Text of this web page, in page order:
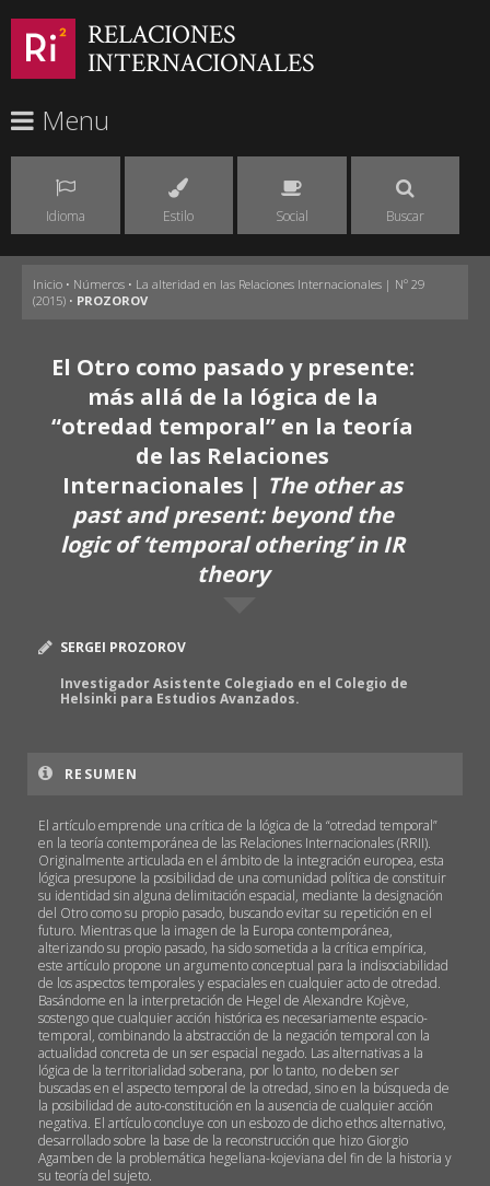
RELACIONES
INTERNACIONALES
Menu
Idioma Estilo Social Buscar
Inicio • Números • La alteridad en las Relaciones Internacionales | Nº 29
(2015) • PROZOROV
El Otro como pasado y presente:
más allá de la lógica de la
“otredad temporal” en la teoría
de las Relaciones
Internacionales | The other as
past and present: beyond the
logic of ‘temporal othering’ in IR
theory
SERGEI PROZOROV
Investigador Asistente Colegiado en el Colegio de
Helsinki para Estudios Avanzados.
RESUMEN
El artículo emprende una crítica de la lógica de la “otredad temporal”
en la teoría contemporánea de las Relaciones Internacionales (RRII).
Originalmente articulada en el ámbito de la integración europea, esta
lógica presupone la posibilidad de una comunidad política de constituir
su identidad sin alguna delimitación espacial, mediante la designación
del Otro como su propio pasado, buscando evitar su repetición en el
futuro. Mientras que la imagen de la Europa contemporánea,
alterizando su propio pasado, ha sido sometida a la crítica empírica,
este artículo propone un argumento conceptual para la indisociabilidad
de los aspectos temporales y espaciales en cualquier acto de otredad.
Basándome en la interpretación de Hegel de Alexandre Kojève,
sostengo que cualquier acción histórica es necesariamente espacio-
temporal, combinando la abstracción de la negación temporal con la
actualidad concreta de un ser espacial negado. Las alternativas a la
lógica de la territorialidad soberana, por lo tanto, no deben ser
buscadas en el aspecto temporal de la otredad, sino en la búsqueda de
la posibilidad de auto-constitución en la ausencia de cualquier acción
negativa. El artículo concluye con un esbozo de dicho ethos alternativo,
desarrollado sobre la base de la reconstrucción que hizo Giorgio
Agamben de la problemática hegeliana-kojeviana del fin de la historia y
su teoría del sujeto.